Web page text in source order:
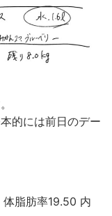
的には前日のデー
脂肪率19.50 内